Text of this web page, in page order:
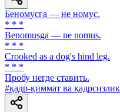
Беномусга — не номус.
* * *
Benomusga — ne nomus.
* * *
Crooked as a dog's hind leg.
* * *
Пробу негде ставить.
#қадр-қиммат ва